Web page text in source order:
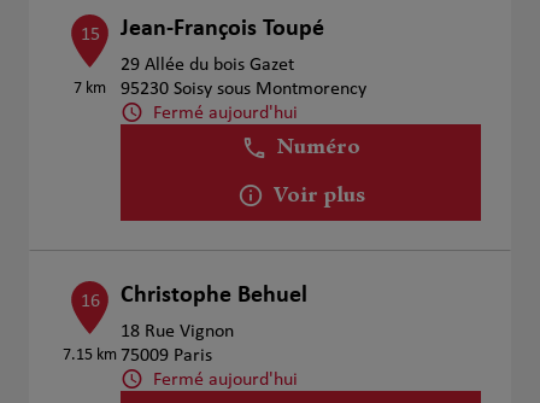
15
7 km
Jean-François Toupé
29 Allée du bois Gazet
95230 Soisy sous Montmorency
Fermé aujourd'hui
Numéro
Voir plus
16
7.15 km
Christophe Behuel
18 Rue Vignon
75009 Paris
Fermé aujourd'hui